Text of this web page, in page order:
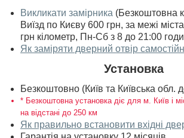
Викликати замірника (Безкоштовна
Виїзд по Києву 600 грн, за межі
грн кілометр, Пн-Сб з 8 до 21:00
Як заміряти дверний отвір
Установка
Безкоштовно (Київ та Київська обл.
* Безкоштовна установка діє для м. Київ і
на відстані до 250 км
Як правильно встановити вхідні